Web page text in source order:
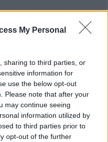
My Personal
sharing to third parties, or
information for
use the below opt-out
Please note that after your
may continue seeing
information utilized by
to third parties prior to
opt-out of the further
2 5 le 13 février 2018 à